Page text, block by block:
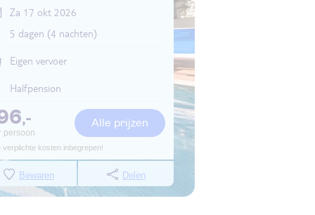
Za 17 okt 2026
5 dagen (4 nachten)
Eigen vervoer
Halfpension
,-
persoon
Alle prijzen
verplichte kosten inbegrepen!
Bewaren Delen